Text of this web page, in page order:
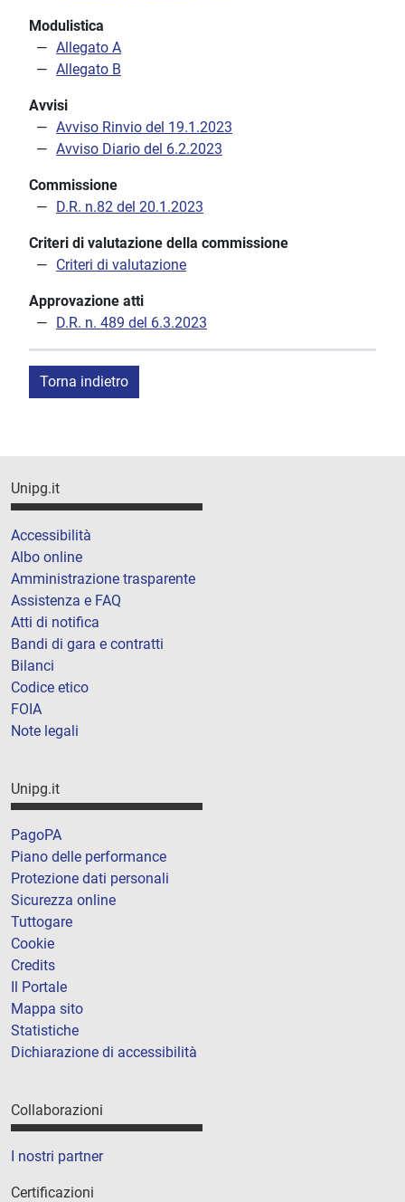
Modulistica
Allegato A
Allegato B
Avvisi
Avviso Rinvio del 19.1.2023
Avviso Diario del 6.2.2023
Commissione
D.R. n.82 del 20.1.2023
Criteri di valutazione della commissione
Criteri di valutazione
Approvazione atti
D.R. n. 489 del 6.3.2023
Torna indietro
Unipg.it
Accessibilità
Albo online
Amministrazione trasparente
Assistenza e FAQ
Atti di notifica
Bandi di gara e contratti
Bilanci
Codice etico
FOIA
Note legali
Unipg.it
PagoPA
Piano delle performance
Protezione dati personali
Sicurezza online
Tuttogare
Cookie
Credits
Il Portale
Mappa sito
Statistiche
Dichiarazione di accessibilità
Collaborazioni
I nostri partner
Certificazioni